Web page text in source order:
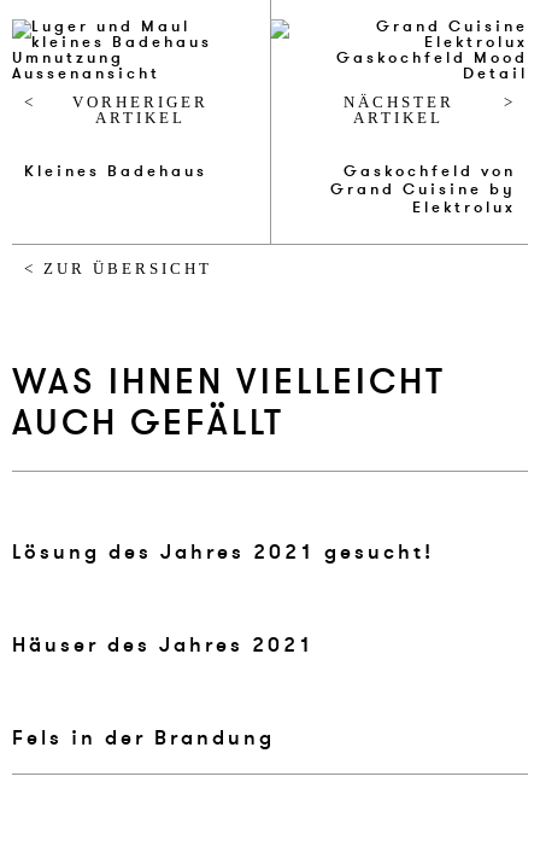
VORHERIGER
ARTIKEL
Klei­nes Ba­de­haus
NÄCHSTER
ARTIKEL
Ga­sk­och­feld von
Grand Cui­si­ne by
Elek­tr­o­lux
< ZUR ÜBERSICHT
WAS IHNEN VIELLEICHT
AUCH GEFÄLLT
Lösung des Jah­res 2021 ge­sucht!
Häuser des Jah­res 2021
Fels in der Bran­dung